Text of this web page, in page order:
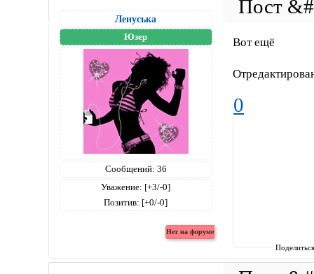
Ленуська
Юзер
Сообщений: 36
Уважение: [+3/-0]
Позитив: [+0/-0]
Вот ещё
0